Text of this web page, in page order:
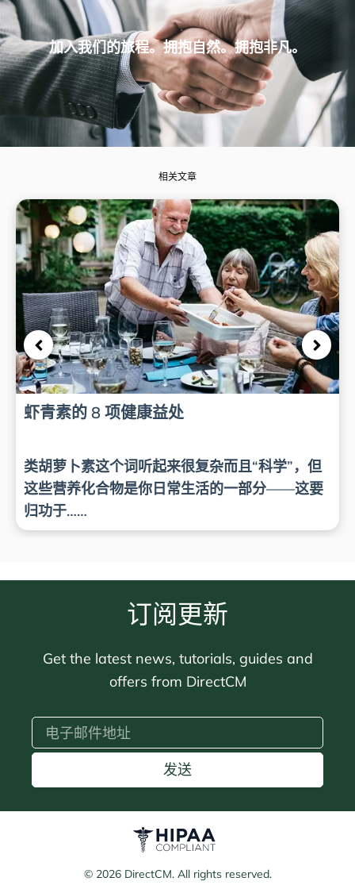
加入我们的旅程。拥抱自然。拥抱非凡。
相关文章
虾青素的 8 项健康益处
类胡萝卜素这个词听起来很复杂而且“科学”，但
这些营养化合物是你日常生活的一部分——这要
归功于……
订阅更新
Get the latest news, tutorials, guides and
offers from DirectCM
发送
© 2026 DirectCM. All rights reserved.